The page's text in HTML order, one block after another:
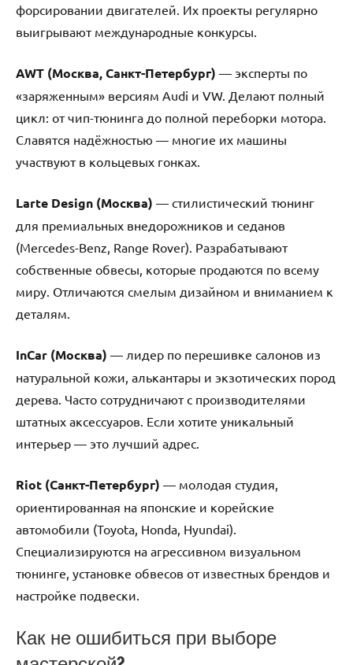
форсировании двигателей. Их проекты регулярно
выигрывают международные конкурсы.
AWT (Москва, Санкт-Петербург) — эксперты по
«заряженным» версиям Audi и VW. Делают полный
цикл: от чип-тюнинга до полной переборки мотора.
Славятся надёжностью — многие их машины
участвуют в кольцевых гонках.
Larte Design (Москва) — стилистический тюнинг
для премиальных внедорожников и седанов
(Mercedes-Benz, Range Rover). Разрабатывают
собственные обвесы, которые продаются по всему
миру. Отличаются смелым дизайном и вниманием к
деталям.
InCar (Москва) — лидер по перешивке салонов из
натуральной кожи, алькантары и экзотических пород
дерева. Часто сотрудничают с производителями
штатных аксессуаров. Если хотите уникальный
интерьер — это лучший адрес.
Riot (Санкт-Петербург) — молодая студия,
ориентированная на японские и корейские
автомобили (Toyota, Honda, Hyundai).
Специализируются на агрессивном визуальном
тюнинге, установке обвесов от известных брендов и
настройке подвески.
Как не ошибиться при выборе